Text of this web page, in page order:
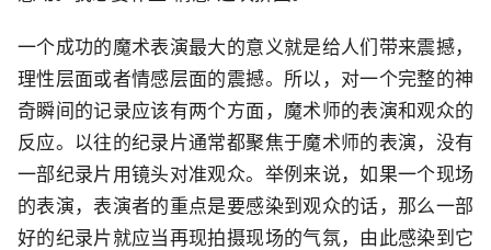
一个成功的魔术表演最大的意义就是给人们带来震撼，
理性层面或者情感层面的震撼。所以，对一个完整的神
奇瞬间的记录应该有两个方面，魔术师的表演和观众的
反应。以往的纪录片通常都聚焦于魔术师的表演，没有
一部纪录片用镜头对准观众。举例来说，如果一个现场
的表演，表演者的重点是要感染到观众的话，那么一部
好的纪录片就应当再现拍摄现场的气氛，由此感染到它